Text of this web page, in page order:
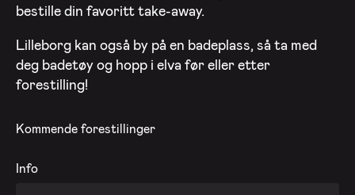
bestille din favoritt take-away.
Lilleborg kan også by på en badeplass, så ta med
deg badetøy og hopp i elva før eller etter
forestilling!
Kommende forestillinger
Info